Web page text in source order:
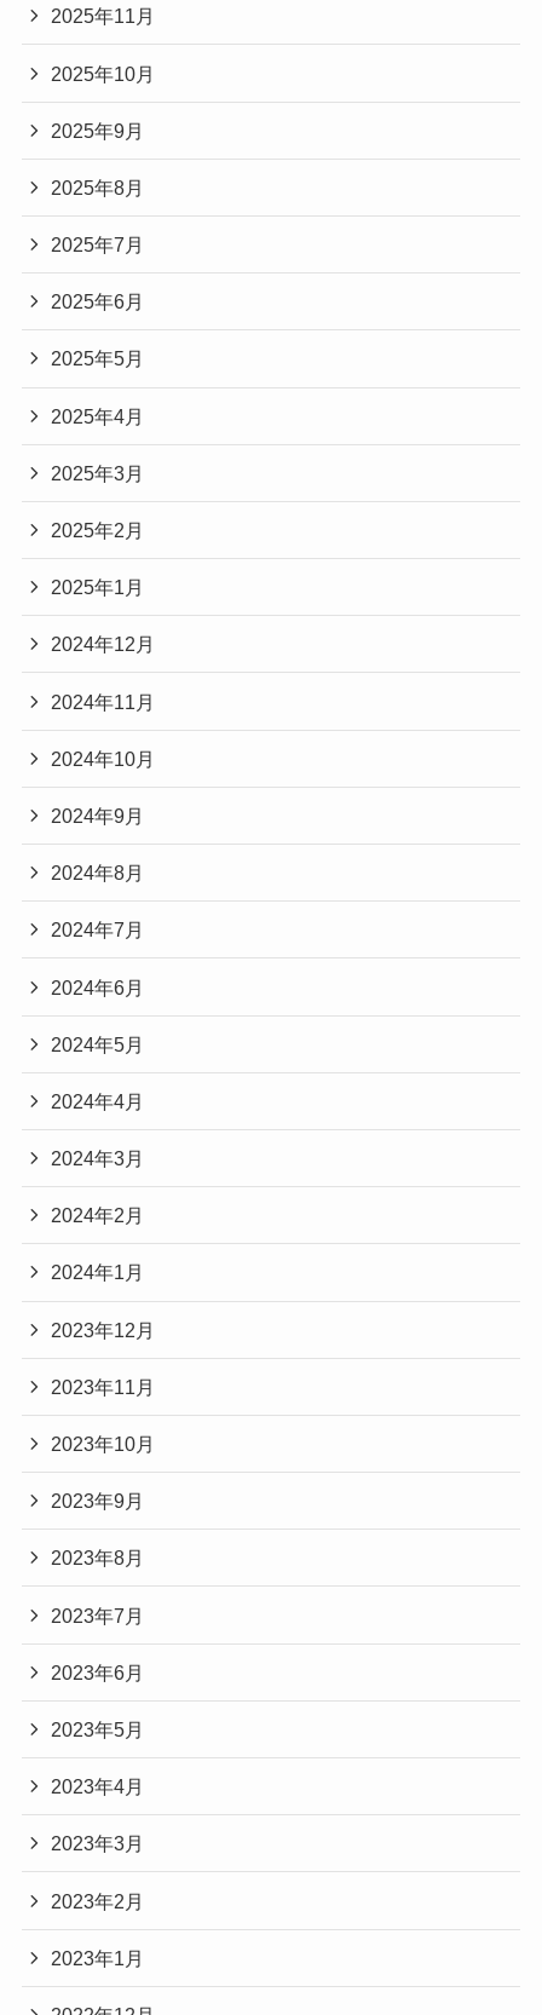
2025年11月
2025年10月
2025年9月
2025年8月
2025年7月
2025年6月
2025年5月
2025年4月
2025年3月
2025年2月
2025年1月
2024年12月
2024年11月
2024年10月
2024年9月
2024年8月
2024年7月
2024年6月
2024年5月
2024年4月
2024年3月
2024年2月
2024年1月
2023年12月
2023年11月
2023年10月
2023年9月
2023年8月
2023年7月
2023年6月
2023年5月
2023年4月
2023年3月
2023年2月
2023年1月